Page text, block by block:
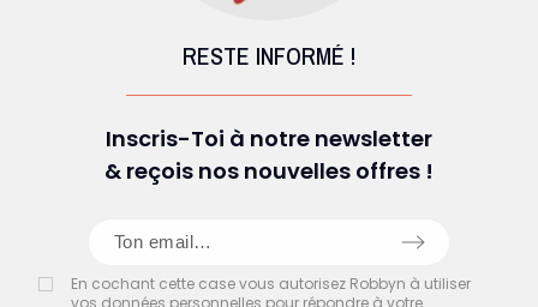
RESTE INFORMÉ !
Inscris-Toi à notre newsletter
& reçois nos nouvelles offres !
En cochant cette case vous autorisez Robbyn à utiliser